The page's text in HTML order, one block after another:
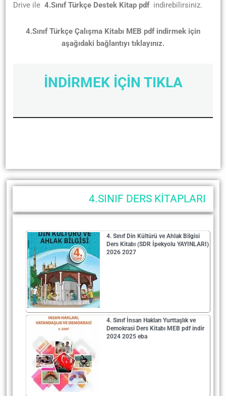
Drive ile 4.Sınıf Türkçe Destek Kitap pdf indirebilirsiniz.
4.Sınıf Türkçe Çalışma Kitabı MEB pdf indirmek için
aşağıdaki bağlantıyı tıklayınız.
İNDİRMEK İÇİN TIKLA
4.SINIF DERS KİTAPLARI
4. Sınıf Din Kültürü ve Ahlak Bilgisi
Ders Kitabı (SDR İpekyolu YAYINLARI)
2026 2027
4. Sınıf İnsan Hakları Yurttaşlık ve
Demokrasi Ders Kitabı MEB pdf indir
2024 2025 eba